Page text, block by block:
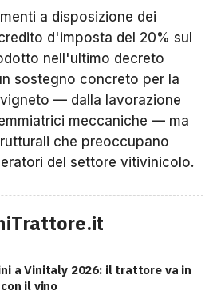
a disposizione dei
d'imposta del 20% sul
nell'ultimo decreto
sostegno concreto per la
— dalla lavorazione
meccaniche — ma
che preoccupano
del settore vitivinicolo.
a Vinitaly 2026: il trattore va in
il vino